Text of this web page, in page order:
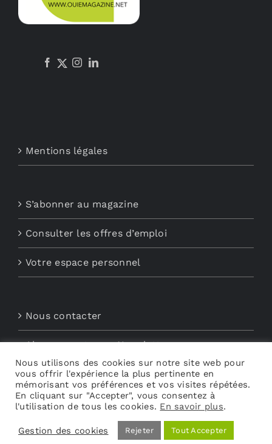
Mentions légales
S’abonner au magazine
Consulter les offres d’emploi
Votre espace personnel
Nous contacter
Abonnements aux Newsletters
Découvrez My Audio
Nous utilisons des cookies sur notre site web pour
vous offrir l'expérience la plus pertinente en
mémorisant vos préférences et vos visites répétées.
En cliquant sur "Accepter", vous consentez à
l'utilisation de tous les cookies. En savoir plus.
Gestion des cookies Rejeter Tout Accepter